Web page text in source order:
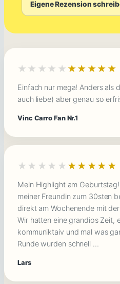
Eigene Rezension
★★★★★ ★★★★★
Einfach nur mega! Anders als
auch liebe) aber genau so
Vinc Carro Fan Nr.1
★★★★★ ★★★★★
Mein Highlight am
meiner Freundin zum 30sten
direkt am Wochenende mit
Wir hatten eine grandios Zeit,
kommuniktaiv und mal was
Runde wurden schnell …
Lars